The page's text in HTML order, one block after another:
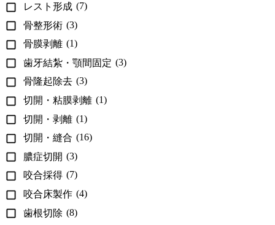
レスト形成 (7)
骨整形術 (3)
骨膜剥離 (1)
歯牙結紮・顎間固定 (3)
骨隆起除去 (3)
切開・粘膜剥離 (1)
切開・剥離 (1)
切開・縫合 (16)
膿症切開 (3)
咬合採得 (7)
咬合床製作 (4)
歯根切除 (8)